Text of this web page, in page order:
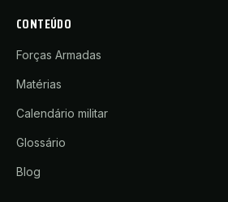
CONTEÚDO
Forças Armadas
Matérias
Calendário militar
Glossário
Blog